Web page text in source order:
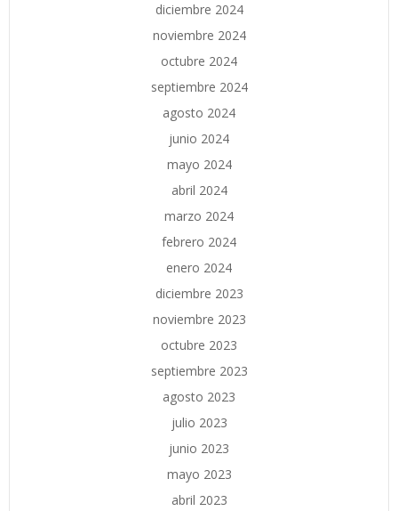
diciembre 2024
noviembre 2024
octubre 2024
septiembre 2024
agosto 2024
junio 2024
mayo 2024
abril 2024
marzo 2024
febrero 2024
enero 2024
diciembre 2023
noviembre 2023
octubre 2023
septiembre 2023
agosto 2023
julio 2023
junio 2023
mayo 2023
abril 2023